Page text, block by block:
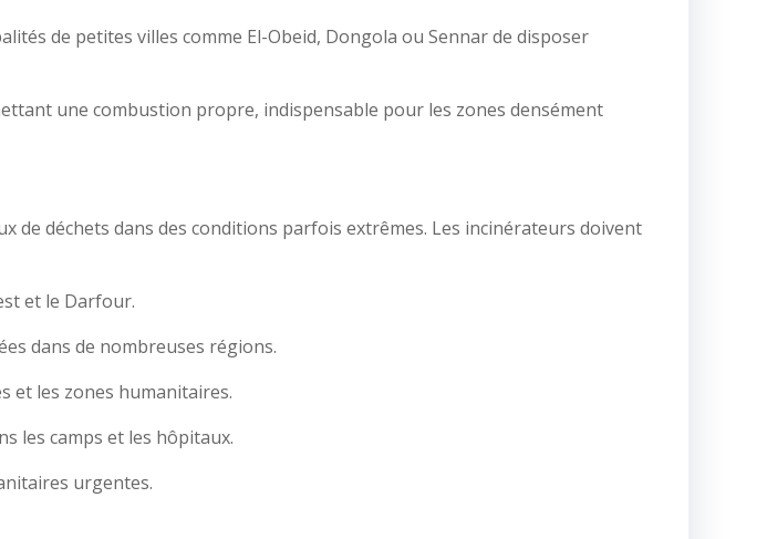
de petites villes comme El-Obeid, Dongola ou Sennar de disposer
une combustion propre, indispensable pour les zones densément
de déchets dans des conditions parfois extrêmes. Les incinérateurs doivent
et le Darfour.
dans de nombreuses régions.
et les zones humanitaires.
les camps et les hôpitaux.
urgentes.